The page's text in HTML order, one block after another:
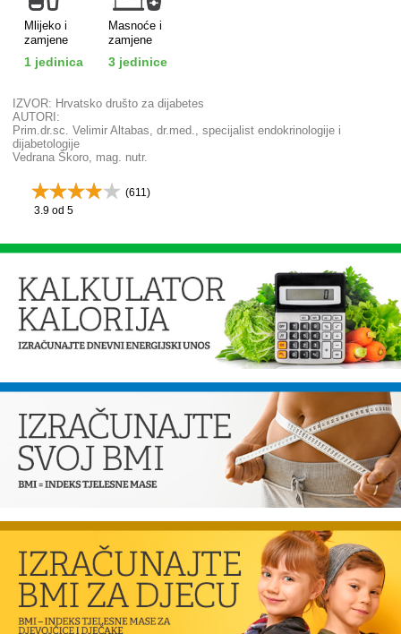
Mlijeko i
zamjene
1 jedinica
Masnoće i
zamjene
3 jedinice
IZVOR: Hrvatsko društo za dijabetes
AUTORI:
Prim.dr.sc. Velimir Altabas, dr.med., specijalist endokrinologije i
dijabetologije
Vedrana Škoro, mag. nutr.
(611)
3.9 od 5